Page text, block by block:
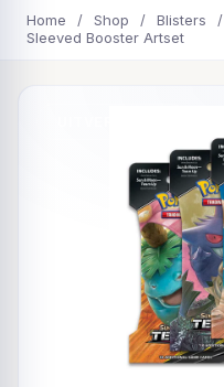
Home / Shop / Blisters /
Sleeved Booster Artset